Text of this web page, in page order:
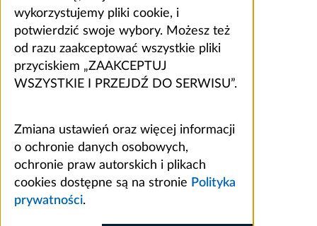
wykorzystujemy pliki cookie, i
potwierdzić swoje wybory. Możesz też
od razu zaakceptować wszystkie pliki
przyciskiem „ZAAKCEPTUJ
WSZYSTKIE I PRZEJDŹ DO SERWISU”.
Zmiana ustawień oraz więcej informacji
o ochronie danych osobowych,
ochronie praw autorskich i plikach
cookies dostępne są na stronie Polityka
prywatności.